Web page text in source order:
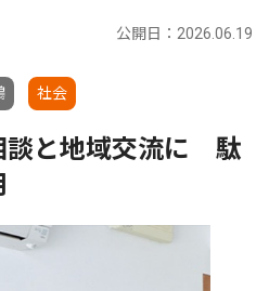
社会
公開日：2026.06.19
と地域交流に 駄